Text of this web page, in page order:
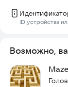
ID устройства
Возможно,